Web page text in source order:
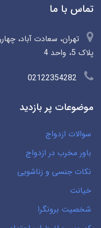
تماس با ما
تهران، سعادت آباد،
پلاک 5، واحد 4
02122354282
موضوعات پر بازدید
سوالات ازدواج
باور مخرب در ازدواج
نکات جنسی و زناشویی
خیانت
شخصیت برونگرا